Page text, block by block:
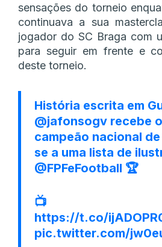
sensações do torneio
continuava a sua
jogador do SC Braga com
para seguir em frente e
deste torneio.
História escrita em
@jafonsogv recebe
campeão nacional de
se a uma lista de
@FPFeFootball 🏆
📺
https://t.co/
pic.twitter.com/